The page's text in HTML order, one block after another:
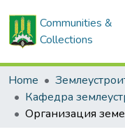
Communities &
Collections
Home
Кафедра